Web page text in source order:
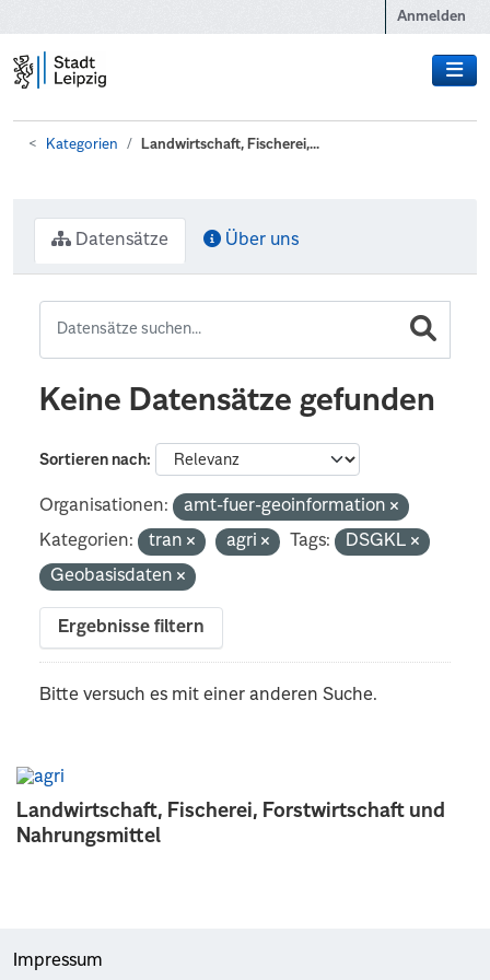
Anmelden
Kategorien Landwirtschaft, Fischerei,...
Landwirtschaft, Fischerei, Forstwirtschaft und
Nahrungsmittel
Datensätze Über uns
Keine Datensätze gefunden
Sortieren nach
Organisationen:
amt-fuer-geoinformation
Kategorien:
tran agri Tags:
DSGKL
Geobasisdaten
Ergebnisse filtern
Bitte versuch es mit einer anderen Suche.
Impressum